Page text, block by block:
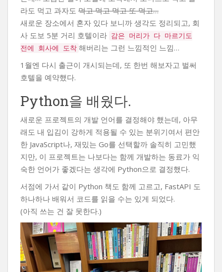
라도 먹고 과자도 먹고 먹고 먹고 또 먹고…
새로운 장소에서 혼자 있다 보니까 생각도 정리되고, 회
사 도보 5분 거리 호텔이라 감은 머리가 다 마르기도
전에 회사에 도착 해버리는 그런 느낌적인 느낌…
1월엔 다시 출근이 개시되는데, 또 한번 해보자고 벌써
호텔을 예약했다.
Python을 배웠다.
새로운 프로젝트의 개발 언어를 결정해야 했는데, 아무
래도 내 입김이 강하게 적용될 수 있는 분위기여서 편안
한 JavaScript나, 재밌는 Go를 선택할까 솔직히 고민했
지만, 이 프로젝트는 나보다는 함께 개발하는 동료가 익
숙한 언어가 좋겠다는 생각에 Python으로 결정했다.
서점에 가서 같이 Python 책도 함께 고르고, FastAPI 도
하나하나 배워서 코드를 읽을 수는 있게 되었다.
(아직 쓰는 건 잘 못한다.)